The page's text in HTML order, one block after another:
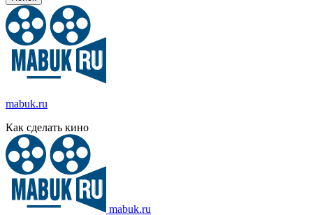
mabuk.ru
Как сделать кино
mabuk.ru